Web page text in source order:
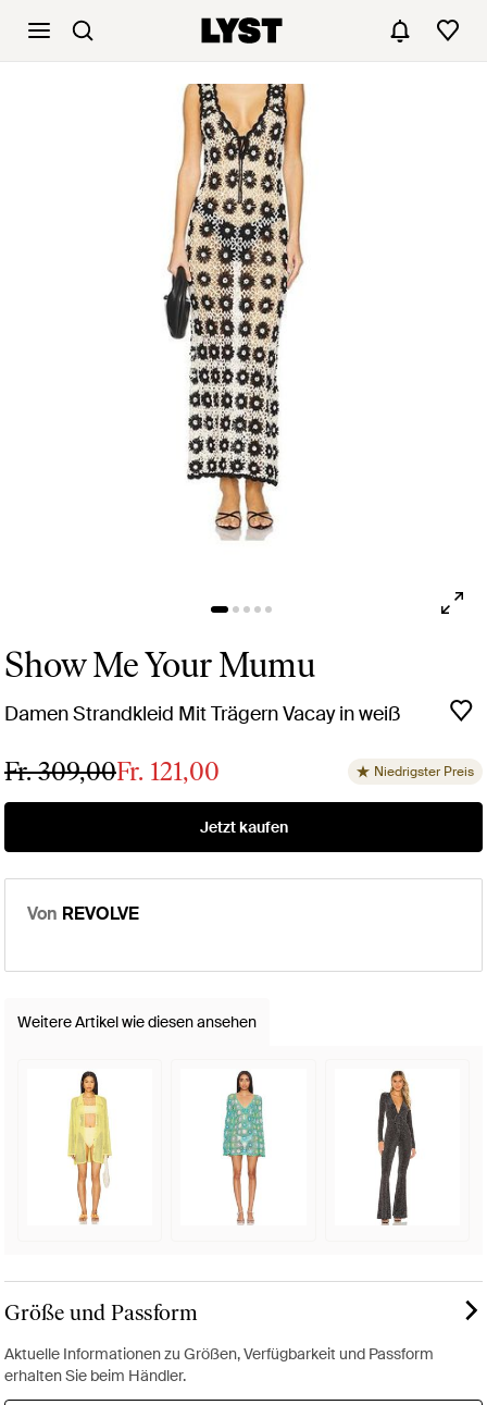
Show Me Your Mumu
Damen Strandkleid Mit Trägern Vacay in weiß
Fr. 309,00Fr. 121,00 Niedrigster Preis
Jetzt kaufen
Von REVOLVE
Weitere Artikel wie diesen ansehen
Größe und Passform
Aktuelle Informationen zu Größen, Verfügbarkeit und Passform
erhalten Sie beim Händler.